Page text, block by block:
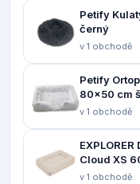
Petify
černý
v 1 obchodě
Petify
80x50 cm
v 1 obchodě
Cloud XS
v 1 obchodě